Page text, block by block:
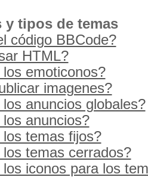
y tipos de temas
código BBCode?
HTML?
emoticonos?
imagenes?
anuncios globales?
anuncios?
temas fijos?
temas cerrados?
iconos para los